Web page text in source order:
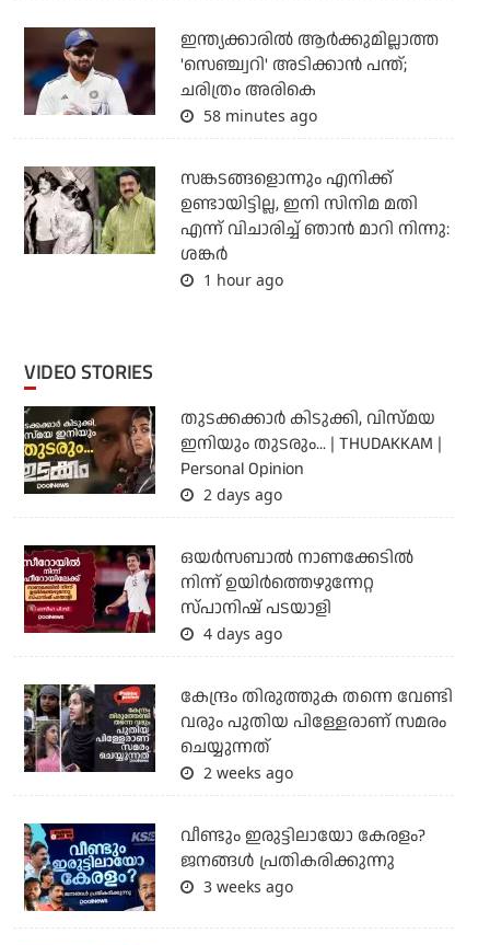
ഇന്ത്യക്കാരില്‍ ആര്‍ക്കുമില്ലാത്ത
'സെഞ്ച്വറി' അടിക്കാന്‍ പന്ത്;
ചരിത്രം അരികെ
58 minutes ago
സങ്കടങ്ങളൊന്നും എനിക്ക്
ഉണ്ടായിട്ടില്ല, ഇനി സിനിമ മതി
എന്ന് വിചാരിച്ച് ഞാന്‍ മാറി നിന്നു:
ശങ്കര്‍
1 hour ago
VIDEO STORIES
തുടക്കക്കാര്‍ കിടുക്കി, വിസ്മയ
ഇനിയും തുടരും... | THUDAKKAM |
Personal Opinion
2 days ago
ഒയര്‍സബാൽ നാണക്കേടിൽ
നിന്ന് ഉയിർത്തെഴുന്നേറ്റ
സ്പാനിഷ് പടയാളി
4 days ago
കേന്ദ്രം തിരുത്തുക തന്നെ വേണ്ടി
വരും പുതിയ പിള്ളേരാണ് സമരം
ചെയ്യുന്നത്
2 weeks ago
വീണ്ടും ഇരുട്ടിലായോ കേരളം?
ജനങ്ങൾ പ്രതികരിക്കുന്നു
3 weeks ago